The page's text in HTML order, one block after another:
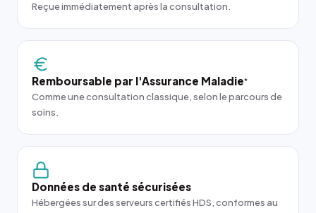
Reçue immédiatement après la consultation.
Remboursable par l'Assurance Maladie*
Comme une consultation classique, selon le parcours de
soins.
Données de santé sécurisées
Hébergées sur des serveurs certifiés HDS, conformes au